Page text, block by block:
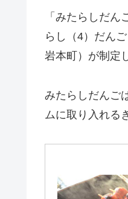
「みたらしだ
らし（4）だん
岩本町）が制定
みたらしだんご
ムに取り入れる